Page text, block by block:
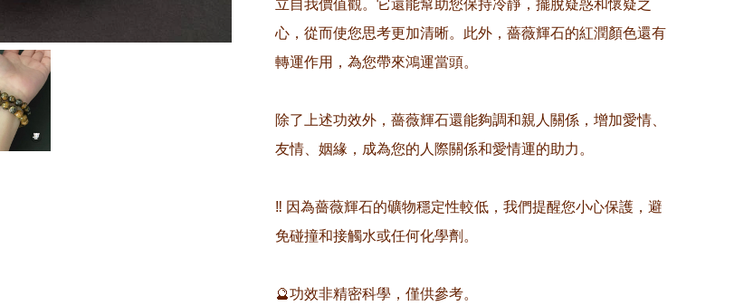
立自我價值觀。它還能幫助您保持冷靜，擺脫疑惑和懷疑之
心，從而使您思考更加清晰。此外，薔薇輝石的紅潤顏色還有
轉運作用，為您帶來鴻運當頭。
除了上述功效外，薔薇輝石還能夠調和親人關係，增加愛情、
友情、姻緣，成為您的人際關係和愛情運的助力。
‼️ 因為薔薇輝石的礦物穩定性較低，我們提醒您小心保護，避
免碰撞和接觸水或任何化學劑。
🔮功效非精密科學，僅供參考。